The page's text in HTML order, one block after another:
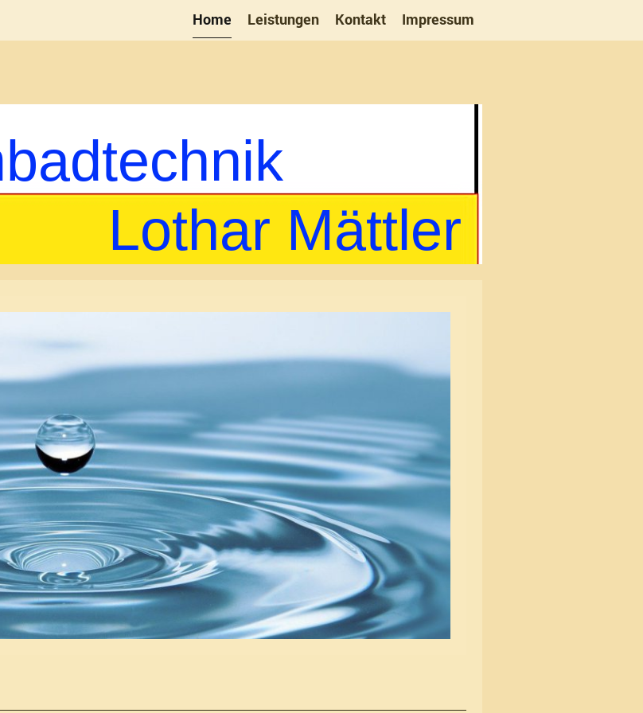
Home Leistungen Kontakt Impressum
Mättler